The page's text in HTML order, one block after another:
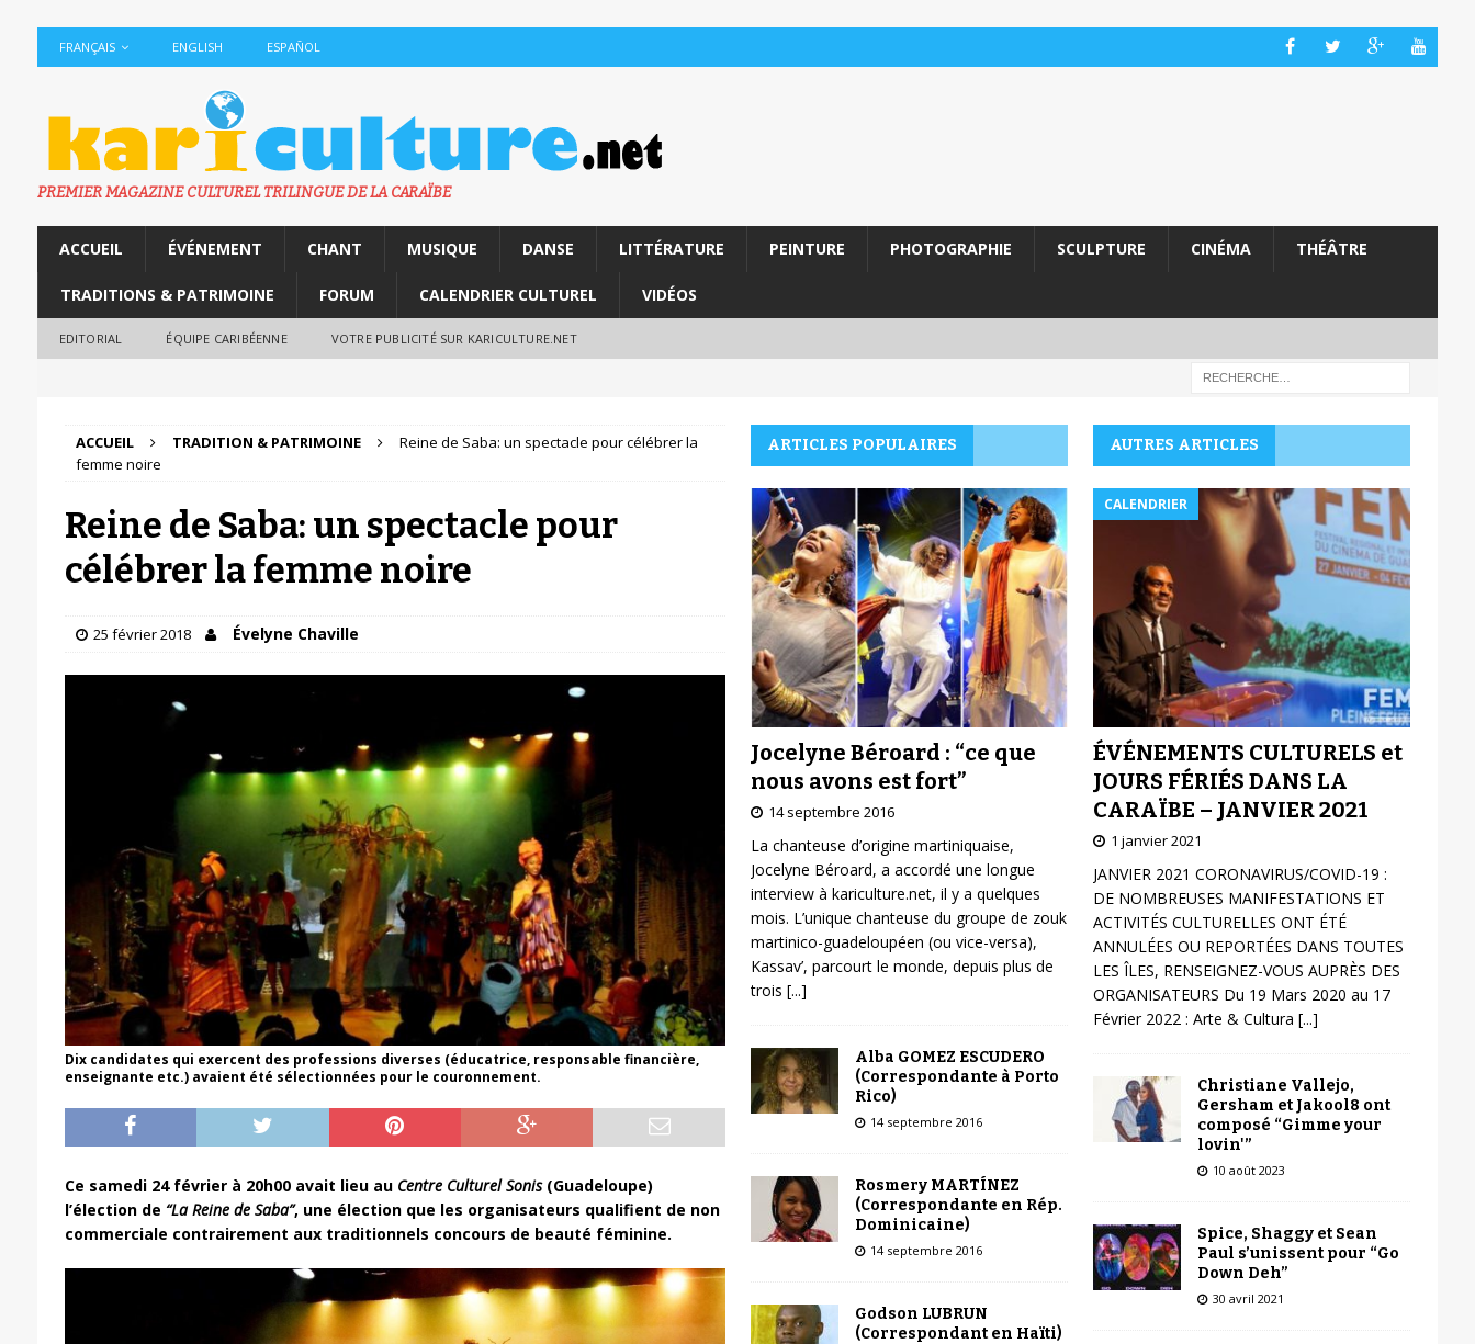
FRANÇAIS ENGLISH ESPAÑOL
PREMIER MAGAZINE CULTUREL TRILINGUE DE LA CARAÏBE
ACCUEIL ÉVÉNEMENT CHANT MUSIQUE DANSE LITTÉRATURE PEINTURE PHOTOGRAPHIE SCULPTURE CINÉMA THÉÂTRE
TRADITIONS & PATRIMOINE FORUM CALENDRIER CULTUREL VIDÉOS
EDITORIAL ÉQUIPE CARIBÉENNE VOTRE PUBLICITÉ SUR KARICULTURE.NET
ACCUEIL TRADITION & PATRIMOINE
Reine de Saba: un spectacle pour célébrer la
femme noire
Reine de Saba: un spectacle pour
célébrer la femme noire
25 février 2018 Évelyne Chaville
Dix candidates qui exercent des professions diverses (éducatrice, responsable financière,
enseignante etc.) avaient été sélectionnées pour le couronnement.
Ce samedi 24 février à 20h00 avait lieu au Centre Culturel Sonis(Guadeloupe)
l’élection de “La Reine de Saba”, une élection que les organisateurs qualifient de non
commerciale contrairement aux traditionnels concours de beauté féminine.
ARTICLES POPULAIRES
Jocelyne Béroard : “ce que
nous avons est fort”
14 septembre 2016
La chanteuse d’origine martiniquaise,
Jocelyne Béroard, a accordé une longue
interview à kariculture.net, il y a quelques
mois. L’unique chanteuse du groupe de zouk
martinico-guadeloupéen (ou vice-versa),
Kassav’, parcourt le monde, depuis plus de
trois [...]
Alba GOMEZ ESCUDERO
(Correspondante à Porto
Rico)
14 septembre 2016
Rosmery MARTÍNEZ
(Correspondante en Rép.
Dominicaine)
14 septembre 2016
Godson LUBRUN
(Correspondant en Haïti)
AUTRES ARTICLES
CALENDRIER
ÉVÉNEMENTS CULTURELS et
JOURS FÉRIÉS DANS LA
CARAÏBE – JANVIER 2021
1 janvier 2021
JANVIER 2021 CORONAVIRUS/COVID-19 :
DE NOMBREUSES MANIFESTATIONS ET
ACTIVITÉS CULTURELLES ONT ÉTÉ
ANNULÉES OU REPORTÉES DANS TOUTES
LES ÎLES, RENSEIGNEZ-VOUS AUPRÈS DES
ORGANISATEURS Du 19 Mars 2020 au 17
Février 2022 : Arte & Cultura [...]
Christiane Vallejo,
Gersham et Jakool8 ont
composé “Gimme your
lovin'”
10 août 2023
Spice, Shaggy et Sean
Paul s’unissent pour “Go
Down Deh”
30 avril 2021